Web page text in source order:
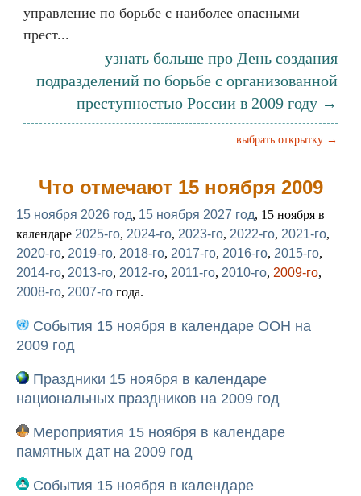
управление по борьбе с наиболее опасными
прест...
узнать больше про День создания
подразделений по борьбе с организованной
преступностью России в 2009 году →
выбрать открытку →
Что отмечают 15 ноября 2009
15 ноября 2026 год, 15 ноября 2027 год, 15 ноября в
календаре 2025-го, 2024-го, 2023-го, 2022-го, 2021-го,
2020-го, 2019-го, 2018-го, 2017-го, 2016-го, 2015-го,
2014-го, 2013-го, 2012-го, 2011-го, 2010-го, 2009-го,
2008-го, 2007-го года.
События 15 ноября в календаре ООН на
2009 год
Праздники 15 ноября в календаре
национальных праздников на 2009 год
Мероприятия 15 ноября в календаре
памятных дат на 2009 год
События 15 ноября в календаре